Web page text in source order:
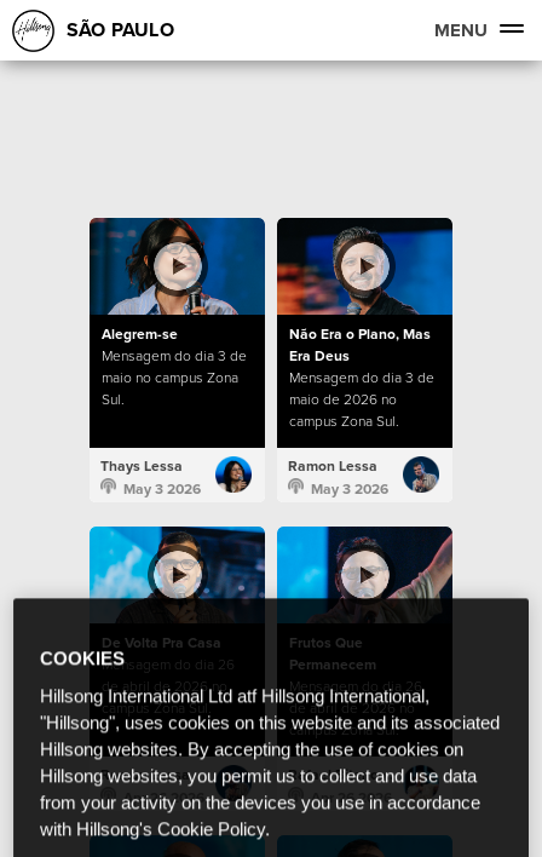
SÃO PAULO MENU
Alegrem-se
Mensagem do dia 3 de
maio no campus Zona
Sul.
Thays Lessa
May 3 2026
Não Era o Plano, Mas
Era Deus
Mensagem do dia 3 de
maio de 2026 no
campus Zona Sul.
Ramon Lessa
May 3 2026
De Volta Pra Casa
Mensagem do dia 26
de abril de 2026 no
campus Zona Sul.
Ramon Lessa
Apr 26 2026
Frutos Que
Permanecem
Mensagem do dia 26
de abril de 2026 no
campus Zona Sul.
Rafael Bitencourt
Apr 26 2026
COOKIES
Hillsong International Ltd atf Hillsong International,
"Hillsong", uses cookies on this website and its associated
Hillsong websites. By accepting the use of cookies on
Hillsong websites, you permit us to collect and use data
from your activity on the devices you use in accordance
with Hillsong's Cookie Policy.